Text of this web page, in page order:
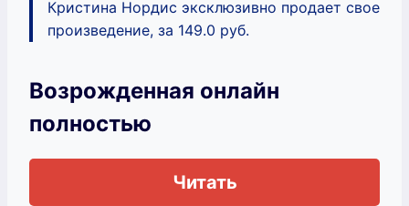
Кристина Нордис эксклюзивно продает свое
произведение, за 149.0 руб.
Возрожденная онлайн
полностью
Читать